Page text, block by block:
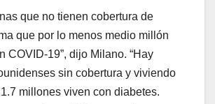
que no tienen cobertura de
que por lo menos medio millón
COVID-19”, dijo Milano. “Hay
sin cobertura y viviendo
millones viven con diabetes.